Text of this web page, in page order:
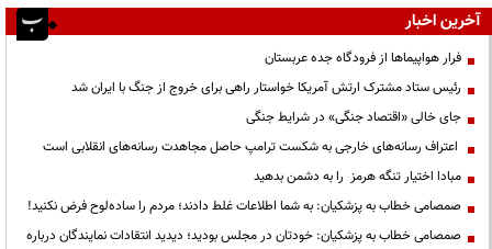
آخرین اخبار
فرار هواپیماها از فرودگاه جده عربستان
رئیس ستاد مشترک ارتش آمریکا خواستار راهی برای خروج از جنگ با ایران شد
جای خالی «اقتصاد جنگی» در شرایط جنگی
اعتراف رسانه‌های خارجی به شکست ترامپ حاصل مجاهدت رسانه‌های انقلابی است
مبادا اختیار تنگه هرمز را به دشمن بدهید
صمصامی خطاب به پزشکیان: به شما اطلاعات غلط دادند؛ مردم را ساده‌لوح فرض نکنید!
صمصامی خطاب به پزشکیان: خودتان در مجلس بودید؛ دیدید انتقادات نمایندگان درباره